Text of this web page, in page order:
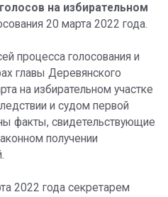
на избирательном
20 марта 2022 года.
процесса голосования и
главы Деревянского
на избирательном участке
и судом первой
факты, свидетельствующие
получении
2022 года секретарем